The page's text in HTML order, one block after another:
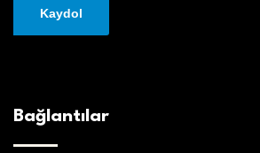
Bağlantılar